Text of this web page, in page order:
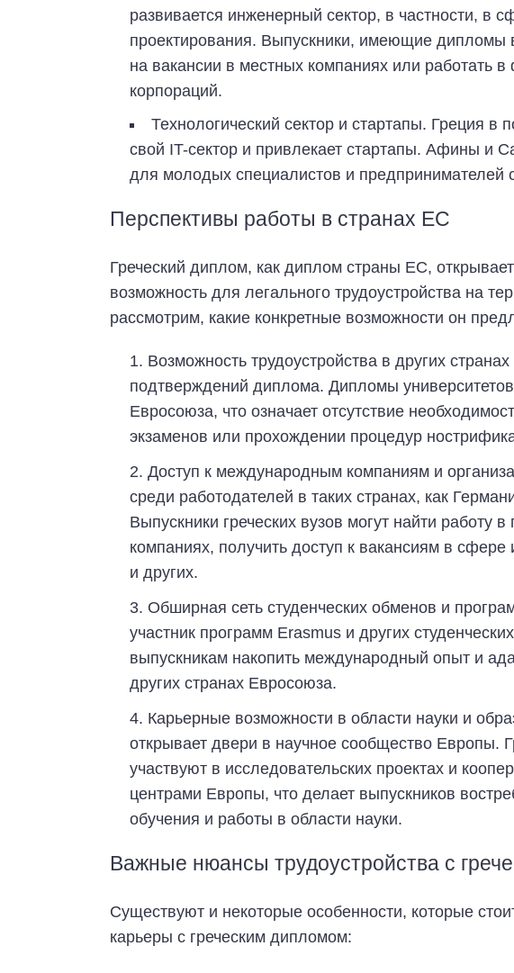
развивается инженерный сектор, в частности, в
проектирования. Выпускники, имеющие дипломы
на вакансии в местных компаниях или работать
корпораций.
Технологический сектор и стартапы. Греция в
свой IT-сектор и привлекает стартапы. Афины и
для молодых специалистов и предпринимателей
Перспективы работы в странах ЕС
Греческий диплом, как диплом страны ЕС,
возможность для легального трудоустройства на
рассмотрим, какие конкретные возможности он
Возможность трудоустройства в других
подтверждений диплома. Дипломы
Евросоюза, что означает отсутствие
экзаменов или прохождении процедур
Доступ к международным компаниям и
среди работодателей в таких странах, как
Выпускники греческих вузов могут найти работу
компаниях, получить доступ к вакансиям в
и других.
Обширная сеть студенческих обменов и
участник программ Erasmus и других
выпускникам накопить международный опыт и
других странах Евросоюза.
Карьерные возможности в области науки и
открывает двери в научное сообщество Европы.
участвуют в исследовательских проектах и
центрами Европы, что делает выпускников
обучения и работы в области науки.
Важные нюансы трудоустройства с
Существуют и некоторые особенности, которые
карьеры с греческим дипломом: